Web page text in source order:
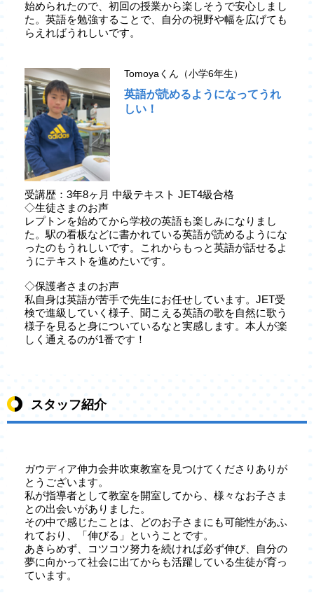
始められたので、初回の授業から楽しそうで安心しまし
た。英語を勉強することで、自分の視野や幅を広げても
らえればうれしいです。
Tomoyaくん（小学6年生）
英語が読めるようになってうれ
しい！
受講歴：3年8ヶ月 中級テキスト JET4級合格
◇生徒さまのお声
レプトンを始めてから学校の英語も楽しみになりまし
た。駅の看板などに書かれている英語が読めるようにな
ったのもうれしいです。これからもっと英語が話せるよ
うにテキストを進めたいです。
◇保護者さまのお声
私自身は英語が苦手で先生にお任せしています。JET受
検で進級していく様子、聞こえる英語の歌を自然に歌う
様子を見ると身についているなと実感します。本人が楽
しく通えるのが1番です！
スタッフ紹介
ガウディア伸力会井吹東教室を見つけてくださりありが
とうございます。
私が指導者として教室を開室してから、様々なお子さま
との出会いがありました。
その中で感じたことは、どのお子さまにも可能性があふ
れており、「伸びる」ということです。
あきらめず、コツコツ努力を続ければ必ず伸び、自分の
夢に向かって社会に出てからも活躍している生徒が育っ
ています。